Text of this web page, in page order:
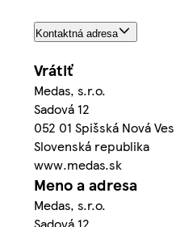
Kontaktná adresa
Vrátiť
Medas, s.r.o.
Sadová 12
052 01 Spišská Nová Ves
Slovenská republika
www.medas.sk
Meno a adresa
Medas, s.r.o.
Sadová 12